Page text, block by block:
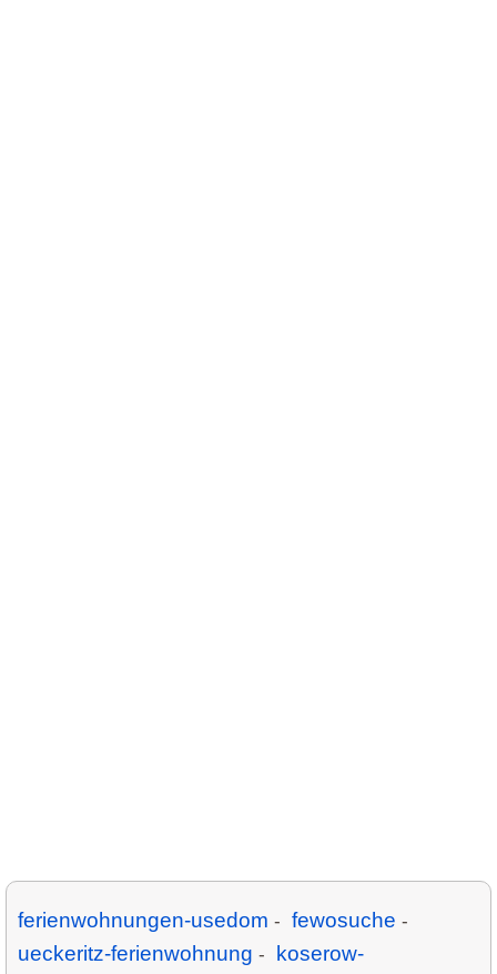
ferienwohnungen-usedom - fewosuche -
ueckeritz-ferienwohnung -
koserow-